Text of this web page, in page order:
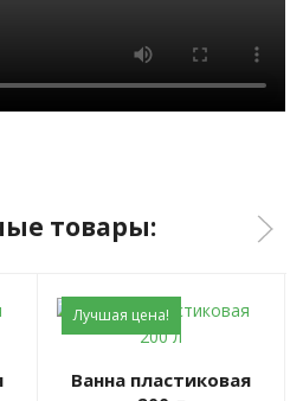
товары:
Лучшая цена!
Ванна пластиковая